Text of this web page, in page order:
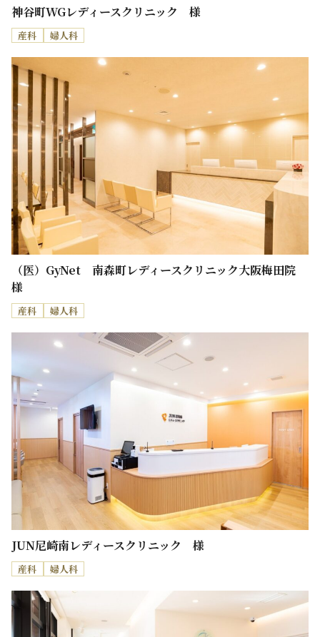
神谷町WGレディースクリニック 様
産科 婦人科
（医）GyNet 南森町レディースクリニック大阪梅田院
様
産科 婦人科
JUN尼崎南レディースクリニック 様
産科 婦人科